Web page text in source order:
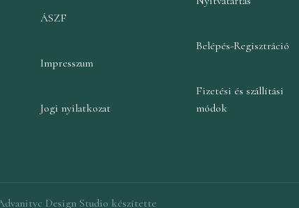
ÁSZF
Impresszum
Jogi nyilatkozat
Belépés-Regisztráció
Fizetési és szállítási
módok
Design Studio készítette